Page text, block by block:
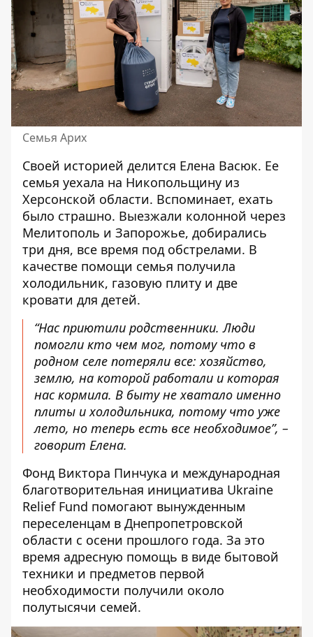
Семья Арих
Своей историей делится Елена Васюк. Ее
семья уехала на Никопольщину из
Херсонской области. Вспоминает, ехать
было страшно. Выезжали колонной через
Мелитополь и Запорожье, добирались
три дня, все время под обстрелами. В
качестве помощи семья получила
холодильник, газовую плиту и две
кровати для детей.
“Нас приютили родственники. Люди
помогли кто чем мог, потому что в
родном селе потеряли все: хозяйство,
землю, на которой работали и которая
нас кормила. В быту не хватало именно
плиты и холодильника, потому что уже
лето, но теперь есть все необходимое”, –
говорит Елена.
Фонд Виктора Пинчука и международная
благотворительная инициатива Ukraine
Relief Fund помогают вынужденным
переселенцам в Днепропетровской
области с осени прошлого года. За это
время адресную помощь в виде бытовой
техники и предметов первой
необходимости получили около
полутысячи семей.